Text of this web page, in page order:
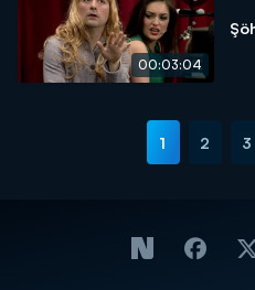
00:03:04
1 2 3